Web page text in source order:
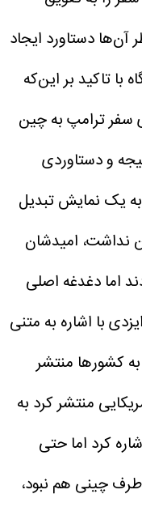
آن‌ها دستاورد ایجاد
با تاکید بر این‌که
سفر ترامپ به چین
و دستاوردی
به یک نمایش تبدیل
نداشت، امیدشان
اما دغدغه اصلی
ایزدی با اشاره به متنی
کشورها منتشر
منتشر کرد به
اشاره کرد اما حتی
چینی هم نبود،